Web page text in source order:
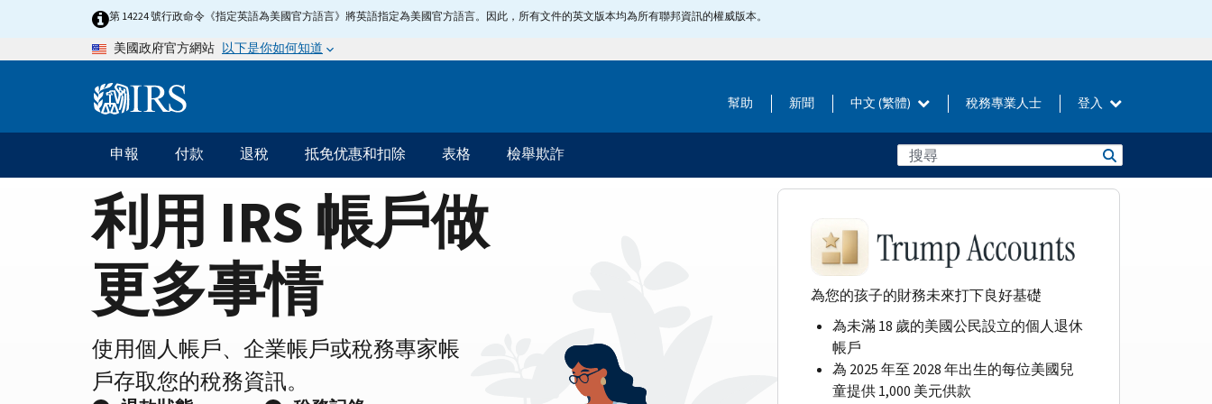
Page
第 14224 號行政命令《指定英語為美國官方語言》將英語指定為美國官方語言。因此，所有文件的英文版本均為所有聯邦資訊的權威版本。
美國政府官方網站 以下是你如何知道
Information 幫助 新聞 中文 (繁體) 稅務專業人士 登入
主
要
導
航
申報 付款 退稅 抵免优惠和扣除 表格 檢舉欺詐
利用 IRS 帳戶做
更多事情
使用個人帳戶、企業帳戶或稅務專家帳
戶存取您的稅務資訊。
為您的孩子的財務未來打下良好基礎
為未滿 18 歲的美國公民設立的個人退休
帳戶
為 2025 年至 2028 年出生的每位美國兒
童提供 1,000 美元供款